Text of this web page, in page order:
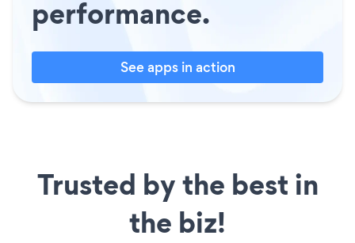
performance.
See apps in action
Trusted by the best in
the biz!